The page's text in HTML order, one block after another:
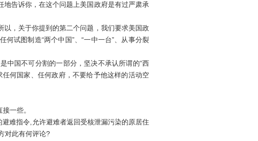
告诉你，在这个问题上美国政府是有过严肃承
，关于你提到的第二个问题，我们要求美国政
试图制造“两个中国”、“一中一台”、从事分裂
国不可分割的一部分，坚决不承认所谓的“西
何国家、任何政府，不要给予他这样的活动空
一些。
难指令,允许避难者返回受核泄漏污染的原居住
对此有何评论?